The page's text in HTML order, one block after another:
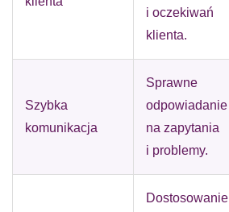
i oczekiwań
klienta.
Szybka
komunikacja
Sprawne
odpowiadanie
na zapytania
i problemy.
Dostosowanie